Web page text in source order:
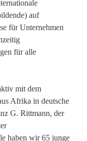
auf
für Unternehmen
für alle
mit dem
Afrika in deutsche
G. Rittmann, der
haben wir 65 junge